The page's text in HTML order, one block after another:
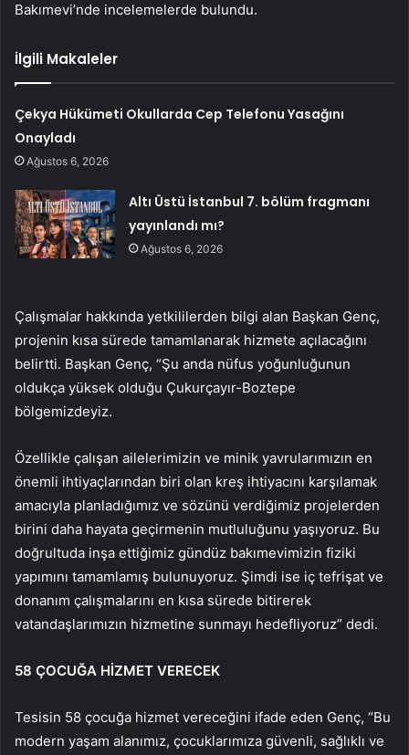
Bakımevi’nde incelemelerde bulundu.
İlgili Makaleler
Çekya Hükümeti Okullarda Cep Telefonu Yasağını
Onayladı
Ağustos 6, 2026
Altı Üstü İstanbul 7. bölüm fragmanı
yayınlandı mı?
Ağustos 6, 2026
Çalışmalar hakkında yetkililerden bilgi alan Başkan Genç,
projenin kısa sürede tamamlanarak hizmete açılacağını
belirtti. Başkan Genç, “Şu anda nüfus yoğunluğunun
oldukça yüksek olduğu Çukurçayır-Boztepe
bölgemizdeyiz.
Özellikle çalışan ailelerimizin ve minik yavrularımızın en
önemli ihtiyaçlarından biri olan kreş ihtiyacını karşılamak
amacıyla planladığımız ve sözünü verdiğimiz projelerden
birini daha hayata geçirmenin mutluluğunu yaşıyoruz. Bu
doğrultuda inşa ettiğimiz gündüz bakımevimizin fiziki
yapımını tamamlamış bulunuyoruz. Şimdi ise iç tefrişat ve
donanım çalışmalarını en kısa sürede bitirerek
vatandaşlarımızın hizmetine sunmayı hedefliyoruz” dedi.
58 ÇOCUĞA HİZMET VERECEK
Tesisin 58 çocuğa hizmet vereceğini ifade eden Genç, “Bu
modern yaşam alanımız, çocuklarımıza güvenli, sağlıklı ve